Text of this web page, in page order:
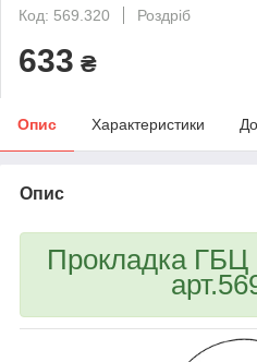
Код: 569.320
Роздріб
633 ₴
Опис Характеристики
Опис
Прокладка ГБЦ